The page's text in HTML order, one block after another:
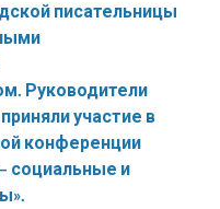
писательницы
Руководители
участие в
конференции
социальные и